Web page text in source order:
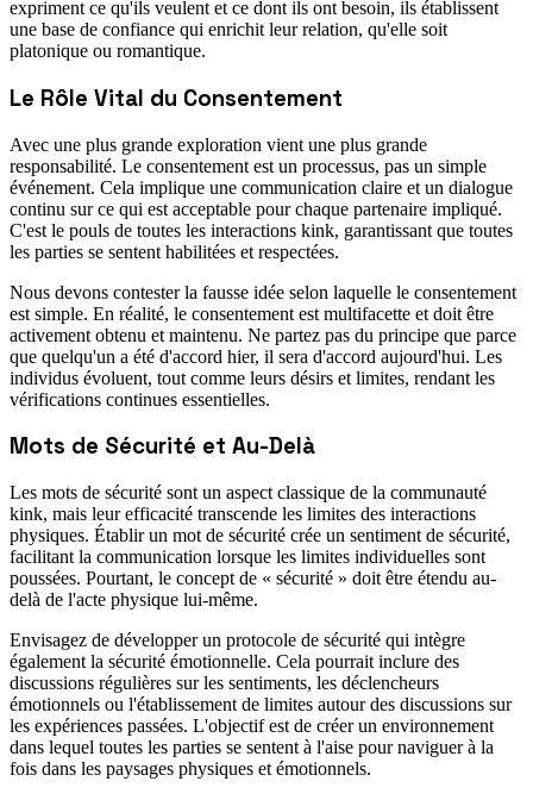
expriment ce qu'ils veulent et ce dont ils ont besoin, ils établissent
une base de confiance qui enrichit leur relation, qu'elle soit
platonique ou romantique.
Le Rôle Vital du Consentement
Avec une plus grande exploration vient une plus grande
responsabilité. Le consentement est un processus, pas un simple
événement. Cela implique une communication claire et un dialogue
continu sur ce qui est acceptable pour chaque partenaire impliqué.
C'est le pouls de toutes les interactions kink, garantissant que toutes
les parties se sentent habilitées et respectées.
Nous devons contester la fausse idée selon laquelle le consentement
est simple. En réalité, le consentement est multifacette et doit être
activement obtenu et maintenu. Ne partez pas du principe que parce
que quelqu'un a été d'accord hier, il sera d'accord aujourd'hui. Les
individus évoluent, tout comme leurs désirs et limites, rendant les
vérifications continues essentielles.
Mots de Sécurité et Au-Delà
Les mots de sécurité sont un aspect classique de la communauté
kink, mais leur efficacité transcende les limites des interactions
physiques. Établir un mot de sécurité crée un sentiment de sécurité,
facilitant la communication lorsque les limites individuelles sont
poussées. Pourtant, le concept de « sécurité » doit être étendu au-
delà de l'acte physique lui-même.
Envisagez de développer un protocole de sécurité qui intègre
également la sécurité émotionnelle. Cela pourrait inclure des
discussions régulières sur les sentiments, les déclencheurs
émotionnels ou l'établissement de limites autour des discussions sur
les expériences passées. L'objectif est de créer un environnement
dans lequel toutes les parties se sentent à l'aise pour naviguer à la
fois dans les paysages physiques et émotionnels.